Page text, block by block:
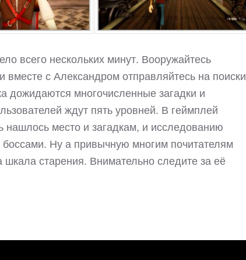
всего нескольких минут. Вооружайтесь
с Александром отправляйтесь на поиски
дожидаются многочисленные загадки и
ждут пять уровней. В геймплей
место и загадкам, и исследованию
Ну а привычную многим почитателям
старения. Внимательно следите за её